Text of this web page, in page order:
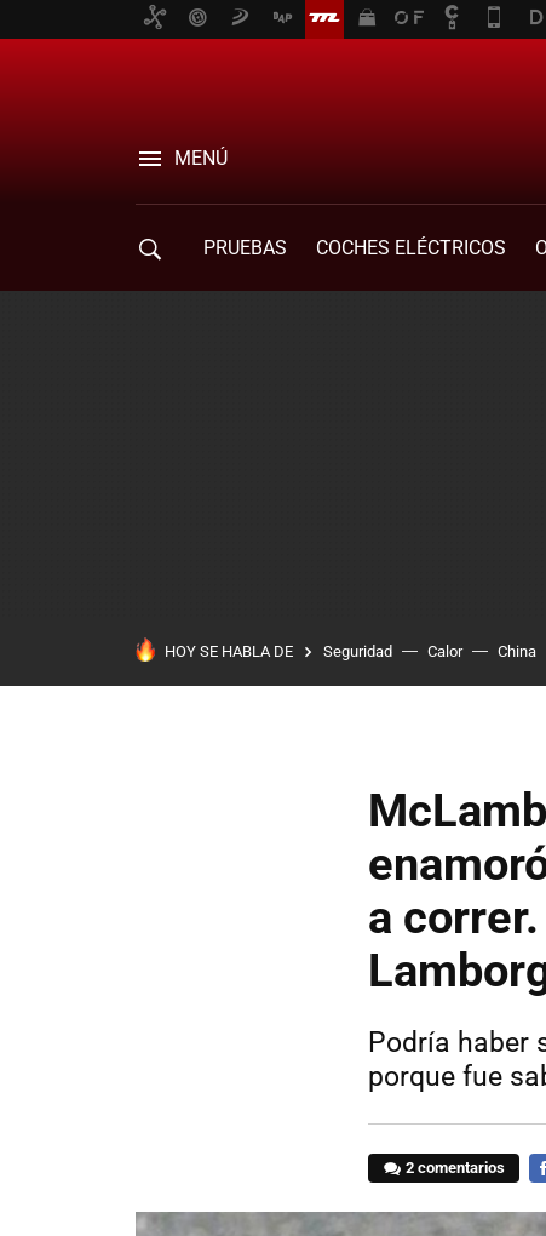
MENÚ
PRUEBAS COCHES ELÉCTRICOS
HOY SE HABLA DE Seguridad Calor China
a
Podría haber
porque fue
2 comentarios